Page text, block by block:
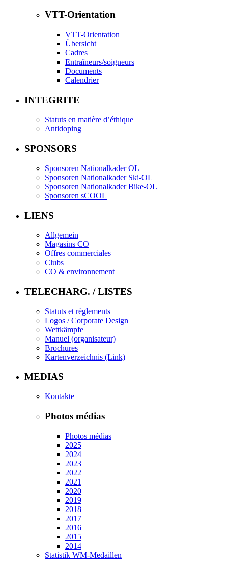
VTT-Orientation
VTT-Orientation
Übersicht
Cadres
Entraîneurs/soigneurs
Documents
Calendrier
INTEGRITE
Statuts en matière d’éthique
Antidoping
SPONSORS
Sponsoren Nationalkader OL
Sponsoren Nationalkader Ski-OL
Sponsoren Nationalkader Bike-OL
Sponsoren sCOOL
LIENS
Allgemein
Magasins CO
Offres commerciales
Clubs
CO & environnement
TELECHARG. / LISTES
Statuts et règlements
Logos / Corporate Design
Wettkämpfe
Manuel (organisateur)
Brochures
Kartenverzeichnis (Link)
MEDIAS
Kontakte
Photos médias
Photos médias
2025
2024
2023
2022
2021
2020
2019
2018
2017
2016
2015
2014
Statistik WM-Medaillen